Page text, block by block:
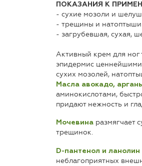
ПОКАЗАНИЯ К
- сухие мозоли и
- трещины и натоптыши
- загрубевшая, сухая,
Активный крем для ног
эпидермис
сухих мозолей,
Масла авокадо,
аминокислотами,
придают нежность и
Мочевина размягчает
трещинок.
D-пантенол и ланолин
неблагоприятных